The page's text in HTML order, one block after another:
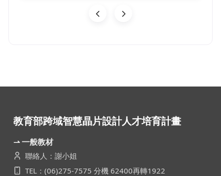
教育部跨域智慧晶片設計人才培育計畫
⇀ 一般教材
聯絡人：謝小姐
TEL：(06)275-7575 分機 62400再轉1922